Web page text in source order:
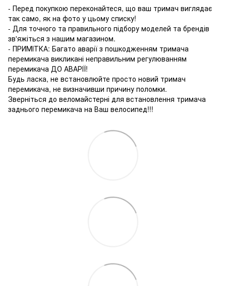
- Перед покупкою переконайтеся, що ваш тримач виглядає
так само, як на фото у цьому списку!
- Для точного та правильного підбору моделей та брендів
зв'яжіться з нашим магазином.
- ПРИМІТКА: Багато аварії з пошкодженням тримача
перемикача викликані неправильним регулюванням
перемикача ДО АВАРІЇ!
Будь ласка, не встановлюйте просто новий тримач
перемикача, не визначивши причину поломки.
Зверніться до веломайстерні для встановлення тримача
заднього перемикача на Ваш велосипед!!!